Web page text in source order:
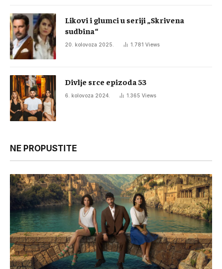
Likovi i glumci u seriji „Skrivena
sudbina“
20. kolovoza 2025. 1.781 Views
Divlje srce epizoda 53
6. kolovoza 2024. 1.365 Views
NE PROPUSTITE